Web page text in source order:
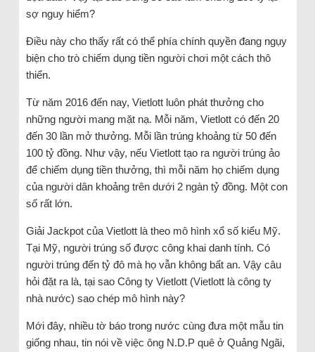
sợ nguy hiểm?
Điều này cho thấy rất có thể phía chính quyền đang ngụy
biện cho trò chiếm dụng tiền người chơi một cách thô
thiển.
Từ năm 2016 đến nay, Vietlott luôn phát thưởng cho
những người mang mặt nạ. Mỗi năm, Vietlott có đến 20
đến 30 lần mở thưởng. Mỗi lần trúng khoảng từ 50 đến
100 tỷ đồng. Như vậy, nếu Vietlott tạo ra người trúng ảo
để chiếm dụng tiền thưởng, thì mỗi năm họ chiếm dụng
của người dân khoảng trên dưới 2 ngàn tỷ đồng. Một con
số rất lớn.
Giải Jackpot của Vietlott là theo mô hình xổ số kiểu Mỹ.
Tại Mỹ, người trúng số được công khai danh tính. Có
người trúng đến tỷ đô mà họ vẫn không bất an. Vậy câu
hỏi đặt ra là, tại sao Công ty Vietlott (Vietlott là công ty
nhà nước) sao chép mô hình này?
Mới đây, nhiều tờ báo trong nước cùng đưa một mẫu tin
giống nhau, tin nói về việc ông N.D.P quê ở Quảng Ngãi,